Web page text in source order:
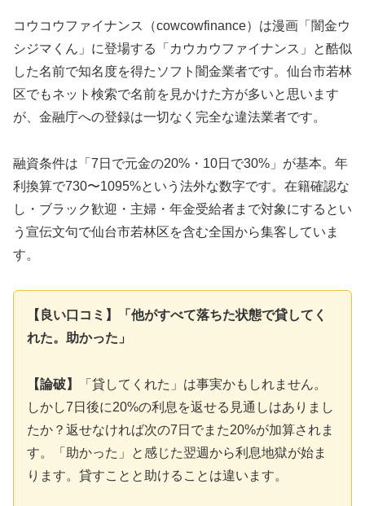
コウコウファイナンス（cowcowfinance）は漫画「闇金ウ
シジマくん」に登場する「カウカウファイナンス」と酷似
した名前で知名度を得たソフト闇金業者です。仙台市若林
区でもネット検索で名前を見かけた方が多いと思います
が、金融庁への登録は一切なく完全な違法業者です。
融資条件は「7日で元金の20%・10日で30%」が基本。年
利換算で730〜1095%という法外な数字です。在籍確認な
し・ブラック歓迎・主婦・年金受給者まで対象にするとい
う宣伝文句で仙台市若林区を含む全国から集客していま
す。
【良い口コミ】「他がすべて落ちた状態で貸してく
れた。助かった」
【論破】
「貸してくれた」は事実かもしれません。
しかし7日後に20%の利息を返せる見通しはありまし
たか？返せなければ次の7日でまた20%が加算されま
す。「助かった」と感じた翌週から利息地獄が始ま
ります。貸すことと助けることは違います。